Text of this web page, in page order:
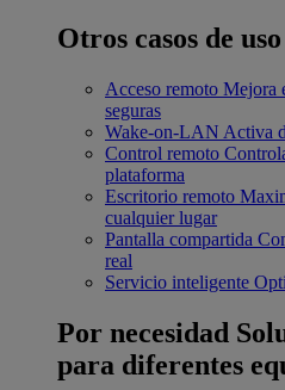
Otros casos de uso
Acceso remoto Mejora
seguras
Wake-on-LAN Activa
Control remoto
plataforma
Escritorio remoto
cualquier lugar
Pantalla compartida
real
Servicio inteligente
Por necesidad
para diferentes